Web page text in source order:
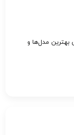
بهترین مدل‌ها و